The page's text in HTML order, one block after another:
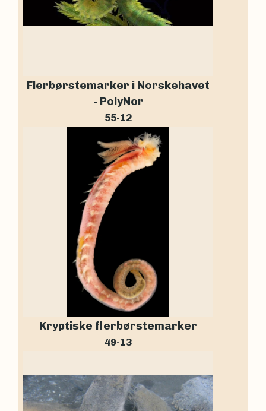
Flerbørstemarker i Norskehavet
- PolyNor
55-12
Kryptiske flerbørstemarker
49-13